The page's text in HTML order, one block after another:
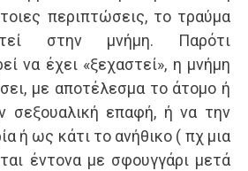
περιπτώσεις, το τραύμα
στην μνήμη. Παρότι
να έχει «ξεχαστεί», η μνήμη
με αποτέλεσμα το άτομο ή
σεξουαλική επαφή, ή να την
ή ως κάτι το ανήθικο ( πχ μια
έντονα με σφουγγάρι μετά